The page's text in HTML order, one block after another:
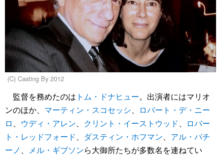
(C) Casting By 2012
監督を務めたのは トム・ドナヒュー。出演者にはマリオ
ンのほか、 マーティン・スコセッシ、
ロバート・デ・ニー
ロ 、 ウディ・アレン、 クリント・イーストウッド、
ロバー
ト・レッドフォード、 ダスティン・ホフマン、 アル・パチ
ーノ 、 メル・ギブソンら大御所たちが多数名を連ねてい